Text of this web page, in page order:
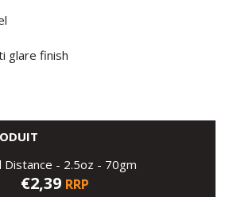
glare finish
Distance - 2.5oz - 70gm
€2,39 RRP